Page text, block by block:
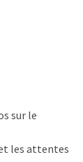
sur le
les attentes